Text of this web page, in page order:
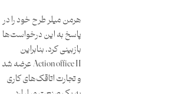
هرمن میلر طرح خود را در
پاسخ به این درخواست‌ها
بازبینی کرد. بنابراین
Action office II عرضه شد
و تجارت اتاقک‌های کاری